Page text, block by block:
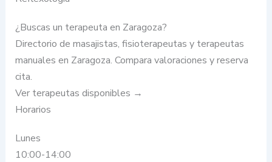
¿Buscas un terapeuta en Zaragoza?
Directorio de masajistas, fisioterapeutas y terapeutas
manuales en Zaragoza. Compara valoraciones y reserva
cita.
Ver terapeutas disponibles →
Horarios
Lunes
10:00-14:00